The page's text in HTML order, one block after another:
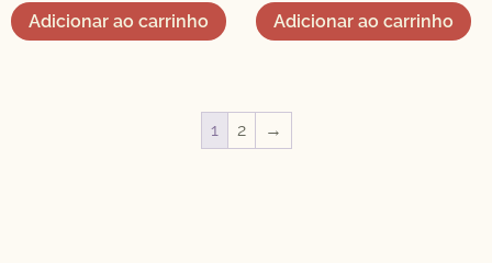
Adicionar ao carrinho Adicionar ao carrinho
1 2 →